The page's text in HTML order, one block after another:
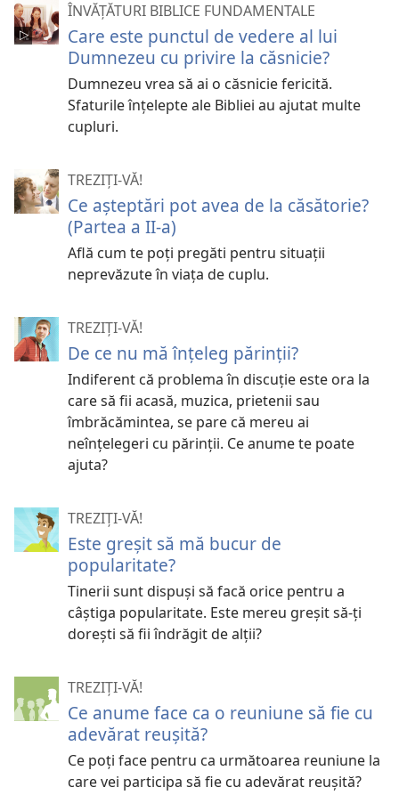
ÎNVĂȚĂTURI BIBLICE FUNDAMENTALE
Care este punctul de vedere al lui
Dumnezeu cu privire la căsnicie?
Dumnezeu vrea să ai o căsnicie fericită.
Sfaturile înțelepte ale Bibliei au ajutat multe
cupluri.
TREZIȚI-VĂ!
Ce aşteptări pot avea de la căsătorie?
(Partea a II-a)
Află cum te poţi pregăti pentru situaţii
neprevăzute în viaţa de cuplu.
TREZIȚI-VĂ!
De ce nu mă înţeleg părinţii?
Indiferent că problema în discuţie este ora la
care să fii acasă, muzica, prietenii sau
îmbrăcămintea, se pare că mereu ai
neînţelegeri cu părinţii. Ce anume te poate
ajuta?
TREZIȚI-VĂ!
Este greşit să mă bucur de
popularitate?
Tinerii sunt dispuşi să facă orice pentru a
câştiga popularitate. Este mereu greşit să-ţi
doreşti să fii îndrăgit de alţii?
TREZIȚI-VĂ!
Ce anume face ca o reuniune să fie cu
adevărat reuşită?
Ce poţi face pentru ca următoarea reuniune la
care vei participa să fie cu adevărat reuşită?